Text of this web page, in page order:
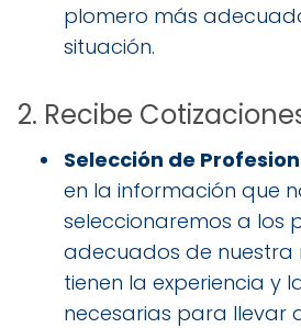
plomero más
situación.
2. Recibe
Selección de
en la información que
seleccionaremos a los
adecuados de nuestra
tienen la experiencia y
necesarias para llevar